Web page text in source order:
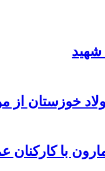
شهید
خوزستان
با کارکنان